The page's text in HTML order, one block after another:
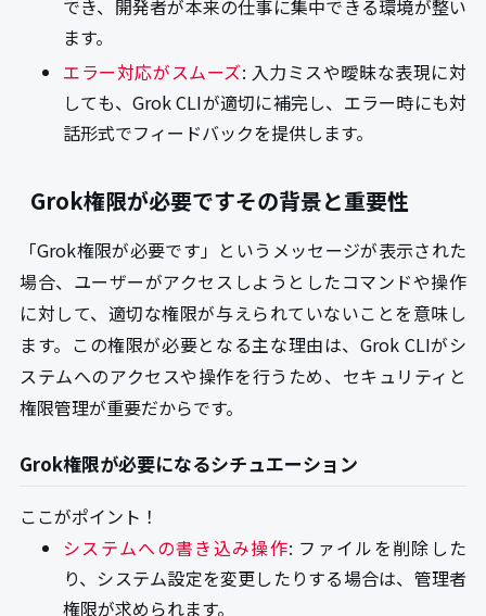
でき、開発者が本来の仕事に集中できる環境が整い
ます。
エラー対応がスムーズ: 入力ミスや曖昧な表現に対
しても、Grok CLIが適切に補完し、エラー時にも対
話形式でフィードバックを提供します。
Grok権限が必要ですその背景と重要性
「Grok権限が必要です」というメッセージが表示された
場合、ユーザーがアクセスしようとしたコマンドや操作
に対して、適切な権限が与えられていないことを意味し
ます。この権限が必要となる主な理由は、Grok CLIがシ
ステムへのアクセスや操作を行うため、セキュリティと
権限管理が重要だからです。
Grok権限が必要になるシチュエーション
ここがポイント！
システムへの書き込み操作: ファイルを削除した
り、システム設定を変更したりする場合は、管理者
権限が求められます。